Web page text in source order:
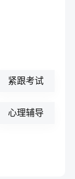
紧跟考试
心理辅导